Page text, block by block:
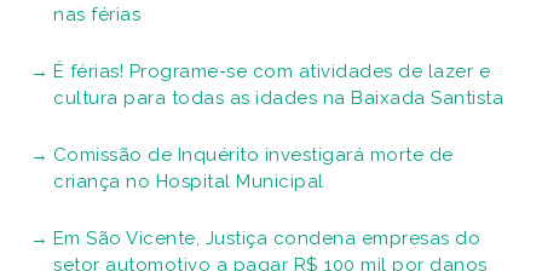
nas férias
É férias! Programe-se com atividades de lazer e
cultura para todas as idades na Baixada Santista
Comissão de Inquérito investigará morte de
criança no Hospital Municipal
Em São Vicente, Justiça condena empresas do
setor automotivo a pagar R$ 100 mil por danos